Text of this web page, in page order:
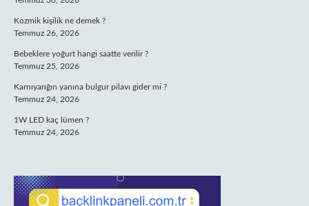
Kozmik kişilik ne demek ?
Temmuz 26, 2026
Bebeklere yoğurt hangi saatte verilir ?
Temmuz 25, 2026
Karnıyarığın yanına bulgur pilavı gider mi ?
Temmuz 24, 2026
1W LED kaç lümen ?
Temmuz 24, 2026